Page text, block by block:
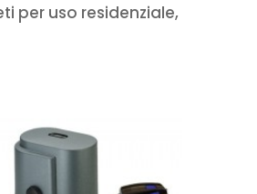
per uso residenziale,